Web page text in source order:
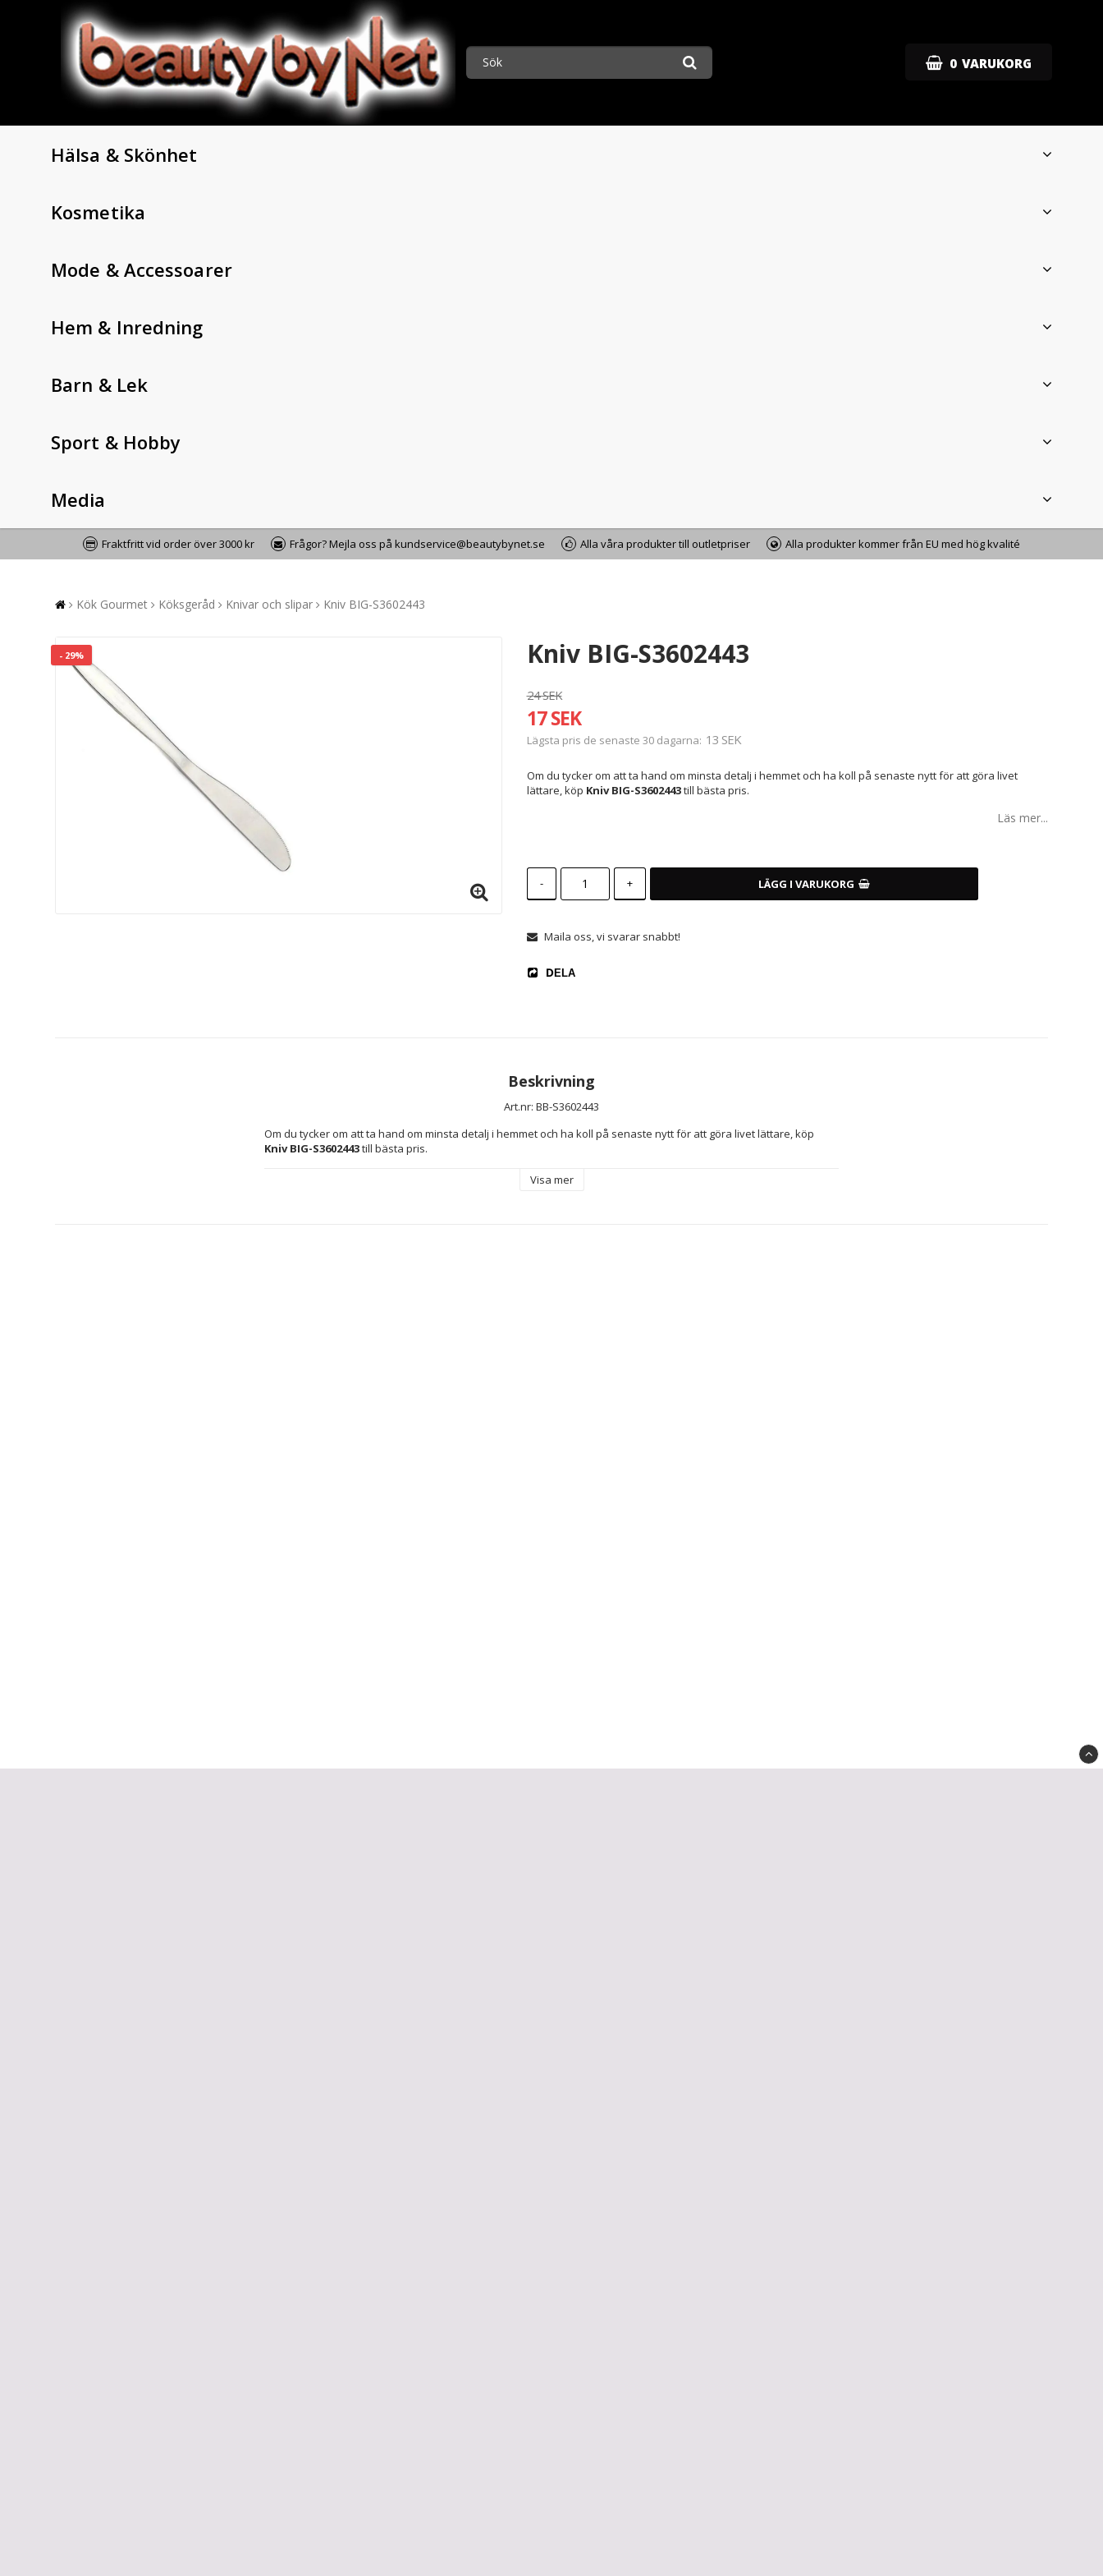
0 VARUKORG
Hälsa & Skönhet
Kosmetika
Mode & Accessoarer
Hem & Inredning
Barn & Lek
Sport & Hobby
Media
Fraktfritt vid order över 3000 kr Frågor? Mejla oss på kundservice@beautybynet.se Alla våra produkter till outletpriser Alla produkter kommer från EU med hög kvalité
Kök Gourmet Köksgeråd Knivar och slipar Kniv BIG-S3602443
- 29% Kniv BIG-S3602443
24 SEK
17 SEK
Lägsta pris de senaste 30 dagarna 13 SEK
Om du tycker om att ta hand om minsta detalj i hemmet och ha koll på senaste nytt för att göra livet
lättare, köp Kniv BIG-S3602443till bästa pris.
Läs mer...
- + LÄGG I VARUKORG
Maila oss, vi svarar snabbt!
DELA
Beskrivning
Art.nr: BB-S3602443
Kniv BIG-S3602443 till bästa pris.
Visa mer